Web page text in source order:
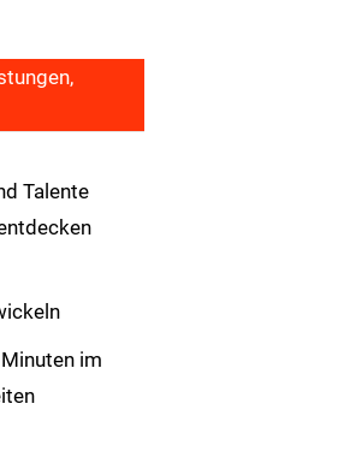
Talente
im